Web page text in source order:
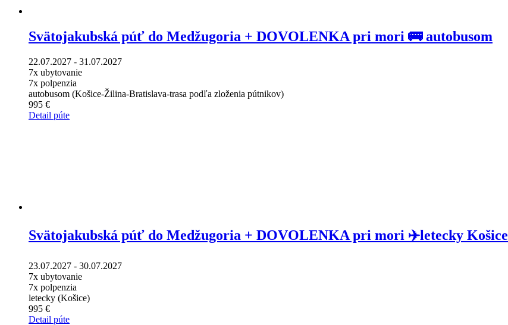
Svätojakubská púť do Medžugoria + DOVOLENKA pri mori 🚌 autobusom
22.07.2027 - 31.07.2027
7x ubytovanie
7x polpenzia
autobusom (Košice-Žilina-Bratislava-trasa podľa zloženia pútnikov)
995 €
Detail púte
Svätojakubská púť do Medžugoria + DOVOLENKA pri mori ✈️letecky Košice
23.07.2027 - 30.07.2027
7x ubytovanie
7x polpenzia
letecky (Košice)
995 €
Detail púte